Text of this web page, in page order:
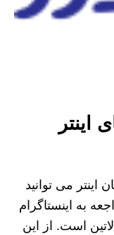
اینتر
اینتر می توانید
به اینستاگرام
است. از این